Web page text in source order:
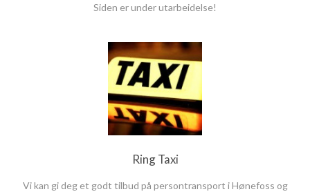
Siden er under utarbeidelse!
Ring Taxi
Vi kan gi deg et godt tilbud på persontransport i Hønefoss og